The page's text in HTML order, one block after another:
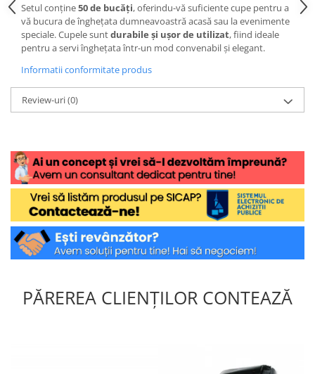
Setul conține50 de bucăți, oferindu-vă suficiente cupe pentru a
vă bucura de înghețata dumneavoastră acasă sau la evenimente
speciale. Cupele suntdurabile și ușor de utilizat, fiind ideale
pentru a servi înghețata într-un mod convenabil și elegant.
Informatii conformitate produs
Review-uri(0)
PĂREREA CLIENȚILOR CONTEAZĂ